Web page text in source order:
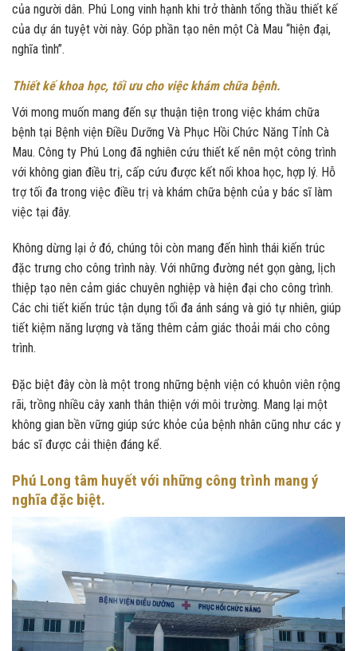
của người dân. Phú Long vinh hạnh khi trở thành tổng thầu thiết kế
của dự án tuyệt vời này. Góp phần tạo nên một Cà Mau “hiện đại,
nghĩa tình”.
Thiết kế khoa học, tối ưu cho việc khám chữa bệnh.
Với mong muốn mang đến sự thuận tiện trong việc khám chữa
bệnh tại Bệnh viện Điều Dưỡng Và Phục Hồi Chức Năng Tỉnh Cà
Mau. Công ty Phú Long đã nghiên cứu thiết kế nên một công trình
với không gian điều trị, cấp cứu được kết nối khoa học, hợp lý. Hỗ
trợ tối đa trong việc điều trị và khám chữa bệnh của y bác sĩ làm
việc tại đây.
Không dừng lại ở đó, chúng tôi còn mang đến hình thái kiến trúc
đặc trưng cho công trình này. Với những đường nét gọn gàng, lịch
thiệp tạo nên cảm giác chuyên nghiệp và hiện đại cho công trình.
Các chi tiết kiến trúc tận dụng tối đa ánh sáng và gió tự nhiên, giúp
tiết kiệm năng lượng và tăng thêm cảm giác thoải mái cho công
trình.
Đặc biệt đây còn là một trong những bệnh viện có khuôn viên rộng
rãi, trồng nhiều cây xanh thân thiện với môi trường. Mang lại một
không gian bền vững giúp sức khỏe của bệnh nhân cũng như các y
bác sĩ được cải thiện đáng kể.
Phú Long tâm huyết với những công trình mang ý
nghĩa đặc biệt.